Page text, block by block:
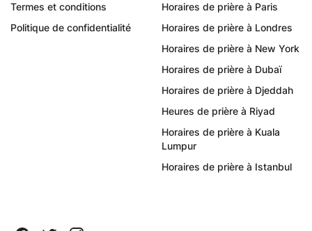
Termes et conditions
Politique de confidentialité
Horaires de prière à Paris
Horaires de prière à Londres
Horaires de prière à New York
Horaires de prière à Dubaï
Horaires de prière à Djeddah
Heures de prière à Riyad
Horaires de prière à Kuala
Lumpur
Horaires de prière à Istanbul